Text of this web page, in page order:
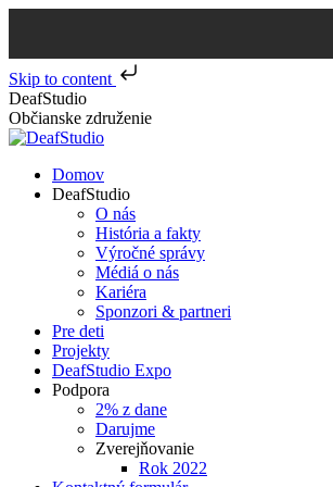
Skip to content
Skip
to
content
DeafStudio
Občianske združenie
Domov
DeafStudio
O nás
História a fakty
Výročné správy
Médiá o nás
Kariéra
Sponzori & partneri
Pre deti
Projekty
DeafStudio Expo
Podpora
2% z dane
Darujme
Zverejňovanie
Rok 2022